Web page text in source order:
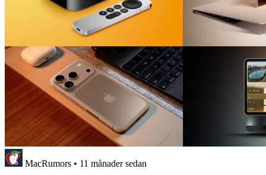
MacRumors • 11 månader sedan